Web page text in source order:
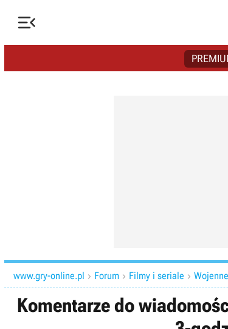

www.gry-online.pl  Forum  Filmy i seriale  Wojenne
Komentarze do